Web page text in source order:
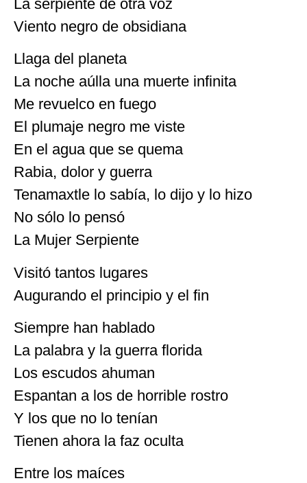
La serpiente de otra voz
Viento negro de obsidiana
Llaga del planeta
La noche aúlla una muerte infinita
Me revuelco en fuego
El plumaje negro me viste
En el agua que se quema
Rabia, dolor y guerra
Tenamaxtle lo sabía, lo dijo y lo hizo
No sólo lo pensó
La Mujer Serpiente
Visitó tantos lugares
Augurando el principio y el fin
Siempre han hablado
La palabra y la guerra florida
Los escudos ahuman
Espantan a los de horrible rostro
Y los que no lo tenían
Tienen ahora la faz oculta
Entre los maíces